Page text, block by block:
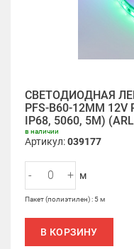
СВЕТОДИОДНАЯ
PFS-B60-12MM 12V
IP68, 5060, 5M)
в наличии
Артикул:039177
- + м
Пакет (полиэтилен) : 5 м
В КОРЗИНУ